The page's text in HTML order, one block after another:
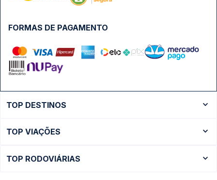
FORMAS DE PAGAMENTO
TOP DESTINOS
Ônibus São Paulo
TOP VIAÇÕES
TOP RODOVIÁRIAS